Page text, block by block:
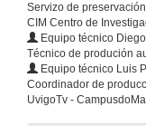
Servizo de
CIM Centro de
Equipo técnico
Técnico de produción
Equipo técnico Luis
Coordinador de
UvigoTv -